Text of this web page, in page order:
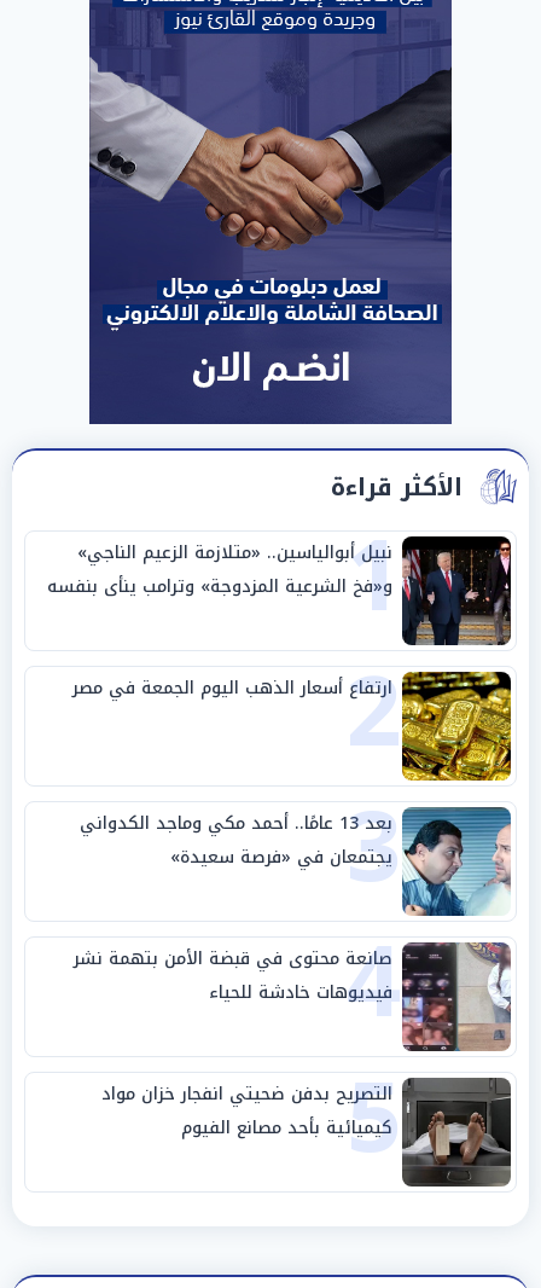
الأكثر قراءة
1
نبيل أبوالياسين.. «متلازمة الزعيم الناجي»
و«فخ الشرعية المزدوجة» وترامب ينأى بنفسه
وحليفه في «ميتم استراتيجي»
2
ارتفاع أسعار الذهب اليوم الجمعة في مصر
3 بعد 13 عامًا.. أحمد مكي وماجد الكدواني
يجتمعان في «فرصة سعيدة»
4
صانعة محتوى في قبضة الأمن بتهمة نشر
فيديوهات خادشة للحياء
5
التصريح بدفن ضحيتي انفجار خزان مواد
كيميائية بأحد مصانع الفيوم